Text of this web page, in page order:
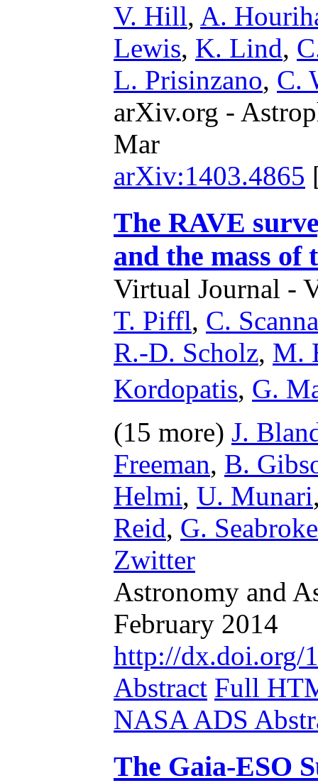
V. Hill, A.
Lewis, K. Lind,
L. Prisinzano, C.
arXiv.org -
Mar
arXiv:1403.4865
The RAVE
and the mass
Virtual Journal -
T. Piffl, C.
R.-D. Scholz, M.
Kordopatis, G.
(15 more) J.
Freeman, B.
Helmi, U. Munari
Reid, G. Seabroke
Zwitter
Astronomy and
February 2014
http://dx.doi.org/
Abstract Full
NASA ADS
The Gaia-ESO